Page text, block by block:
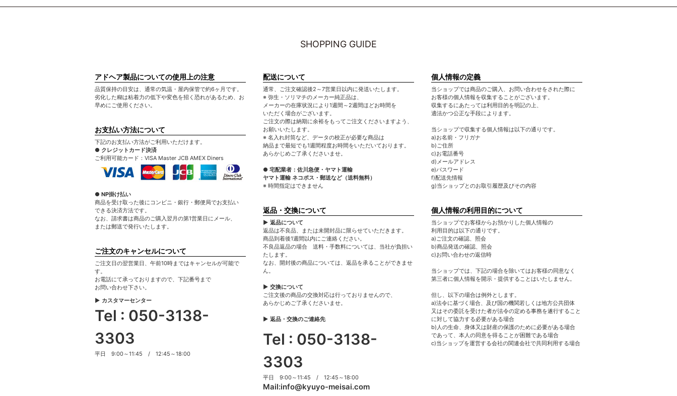
SHOPPING GUIDE
アドヘア製品についての使用上の注意
品質保持の目安は、通常の気温・屋内保管で約6ヶ月です。
劣化した糊は粘着力の低下や変色を招く恐れがあるため、お
早めにご使用ください。
お支払い方法について
下記のお支払い方法がご利用いただけます。
● クレジットカード決済
ご利用可能カード：VISA Master JCB AMEX Diners
● NP掛け払い
商品を受け取った後にコンビニ・銀行・郵便局でお支払い
できる決済方法です。
なお、請求書は商品のご購入翌月の第1営業日にメール、
または郵送で発行いたします。
ご注文のキャンセルについて
ご注文日の翌営業日、午前10時まではキャンセルが可能で
す。
お電話にて承っておりますので、下記番号まで
お問い合わせ下さい。
▶ カスタマーセンター
Tel : 050-3138-
3303
平日 9:00～11:45 / 12:45～18:00
配送について
通常、ご注文確認後2～7営業日以内に発送いたします。
※ 弥生・ソリマチのメーカー純正品は、
メーカーの在庫状況により1週間～2週間ほどお時間を
いただく場合がございます。
ご注文の際は納期に余裕をもってご注文くださいますよう、
お願いいたします。
※ 名入れ封筒など、データの校正が必要な商品は
納品まで最短でも1週間程度お時間をいただいております。
あらかじめご了承くださいませ。
● 宅配業者：佐川急便・ヤマト運輸
ヤマト運輸 ネコポス・郵送など（送料無料）
※ 時間指定はできません
返品・交換について
▶ 返品について
返品は不良品、または未開封品に限らせていただきます。
商品到着後1週間以内にご連絡ください。
不良品返品の場合 送料・手数料については、当社が負担い
たします。
なお、開封後の商品については、返品を承ることができませ
ん。
▶ 交換について
ご注文後の商品の交換対応は行っておりませんので、
あらかじめご了承くださいませ。
▶ 返品・交換のご連絡先
Tel : 050-3138-
3303
平日 9:00～11:45 / 12:45～18:00
Mail:info@kyuyo-meisai.com
個人情報の定義
当ショップでは商品のご購入、お問い合わせをされた際に
お客様の個人情報を収集することがございます。
収集するにあたっては利用目的を明記の上、
適法かつ公正な手段によります。
当ショップで収集する個人情報は以下の通りです。
a)お名前・フリガナ
b)ご住所
c)お電話番号
d)メールアドレス
e)パスワード
f)配送先情報
g)当ショップとのお取引履歴及びその内容
個人情報の利用目的について
当ショップでお客様からお預かりした個人情報の
利用目的は以下の通りです。
a)ご注文の確認、照会
b)商品発送の確認、照会
c)お問い合わせの返信時
当ショップでは、下記の場合を除いてはお客様の同意なく
第三者に個人情報を開示・提供することはいたしません。
但し、以下の場合は例外とします。
a)法令に基づく場合、及び国の機関若しくは地方公共団体
又はその委託を受けた者が法令の定める事務を遂行すること
に対して協力する必要がある場合
b)人の生命、身体又は財産の保護のために必要がある場合
であって、本人の同意を得ることが困難である場合
c)当ショップを運営する会社の関連会社で共同利用する場合